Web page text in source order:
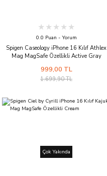
0.0 Puan - Yorum
Spigen Caseology iPhone 16 Kılıf Athlex
Mag MagSafe Özellikli Active Gray
999,00 TL
1.699,90 TL
Çok Yakında